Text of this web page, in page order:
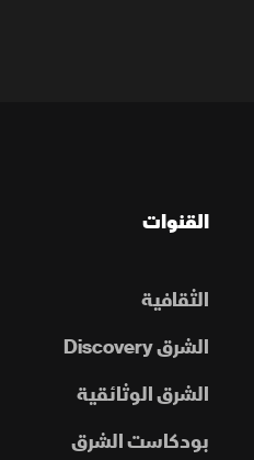
القنوات
الثقافية
الشرق Discovery
الشرق الوثائقية
بودكاست الشرق